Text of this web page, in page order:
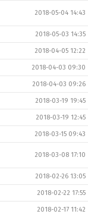
2018-05-04 14:43
2018-05-03 14:35
2018-04-05 12:22
2018-04-03 09:30
2018-04-03 09:26
2018-03-19 19:45
2018-03-19 12:45
2018-03-15 09:43
2018-03-08 17:10
2018-02-26 13:05
2018-02-22 17:55
2018-02-17 11:42